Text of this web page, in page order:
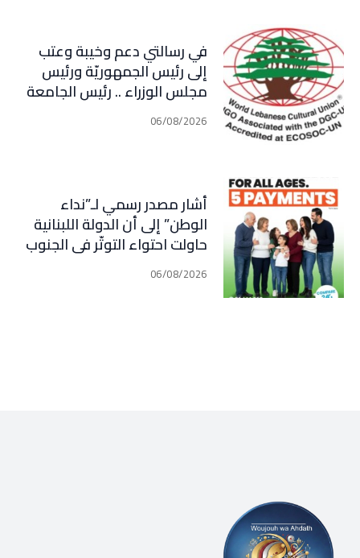
في رسالتي دعم وخيبة وعتب
إلى رئيس الجمهوريّة ورئيس
مجلس الوزراء .. رئيس الجامعة
اللبنانية الثقافيّة في العالم
(WLCU) يؤكد دعم الدّولة06/08/2026
أشار مصدر رسمي لـ”نداء
الوطن” إلى أن الدولة اللبنانية
حاولت احتواء التوتّر في الجنوب
عبر إجراء سلسلة اتصالات
دبلوماسية وأمنية، لكن عدم
06/08/2026